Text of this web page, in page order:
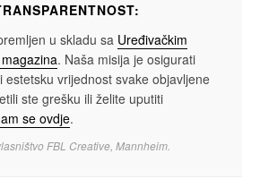
u skladu sa Uređivačkim
. Naša misija je osigurati
estetsku vrijednost svake objavljene
ste grešku ili želite uputiti
se ovdje.
FBL Creative, Mannheim.